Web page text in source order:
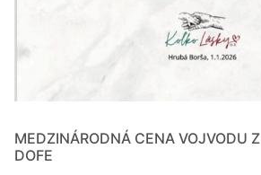
MEDZINÁRODNÁ CENA VOJVODU
DOFE